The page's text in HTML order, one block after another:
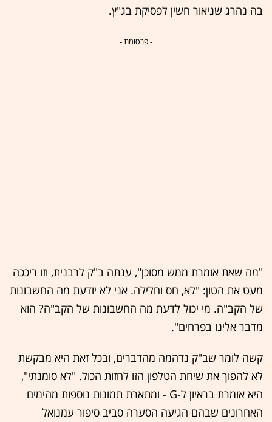
בה נהרג שניאור חשין לפסיקת בג"ץ.
- פרסומת -
"מה שאת אומרת ממש מסוכן", ענתה ב"ק לרבנית, וזו ריככה
מעט את הטון: "לא, חס וחלילה. אני לא יודעת מה החשבונות
של הקב"ה. מי יכול לדעת מה החשבונות של הקב"ה? הוא
מדבר אלינו בפרחים".
קשה לומר שב"ק נדהמה מהדברים, ובכל זאת היא מבקשת
לא להפוך את שיחת הטלפון הזו לחזות הכול. "לא סומנתי",
היא אומרת בראיון ל-G - ומתארת תמונות נוספות מהימים
האחרונים שבהם הגיעה הסערה סביב סיפור עמנואל